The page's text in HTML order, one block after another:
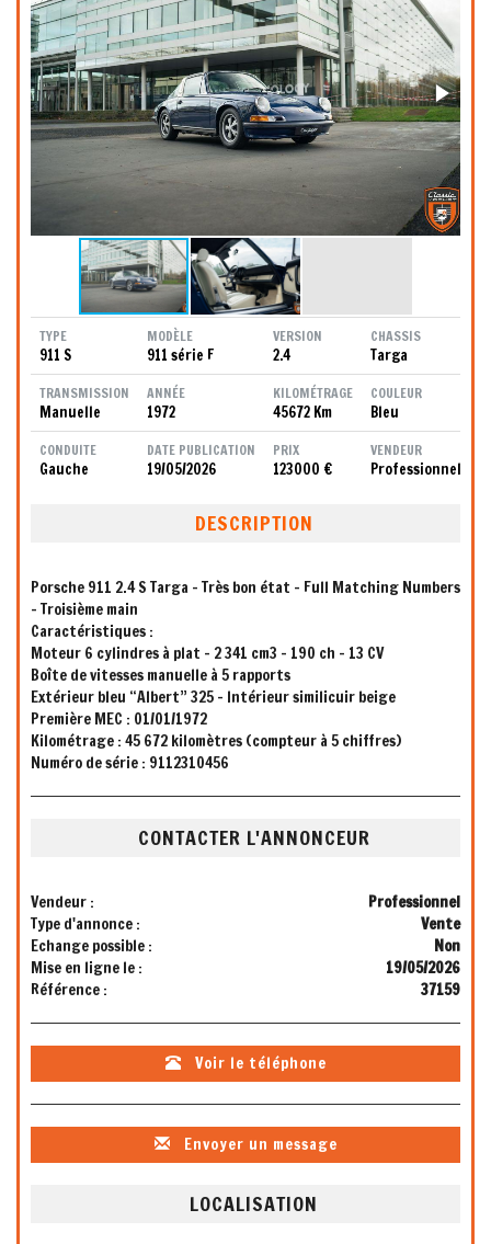
TYPE
911 S
MODÈLE
911 série F
VERSION
2.4
CHASSIS
Targa
TRANSMISSION
Manuelle
ANNÉE
1972
KILOMÉTRAGE
45672 Km
COULEUR
Bleu
CONDUITE
Gauche
DATE PUBLICATION
19/05/2026
PRIX
123000 €
VENDEUR
Professionnel
DESCRIPTION
Porsche 911 2.4 S Targa - Très bon état - Full Matching Numbers
- Troisième main
Caractéristiques :
Moteur 6 cylindres à plat - 2 341 cm3 - 190 ch - 13 CV
Boîte de vitesses manuelle à 5 rapports
Extérieur bleu “Albert” 325 - Intérieur similicuir beige
Première MEC : 01/01/1972
Kilométrage : 45 672 kilomètres (compteur à 5 chiffres)
Numéro de série : 9112310456
CONTACTER L'ANNONCEUR
Vendeur :
Professionnel
Type d'annonce :
Vente
Echange possible :
Non
Mise en ligne le :
19/05/2026
Référence :
37159
Voir le téléphone
Envoyer un message
LOCALISATION